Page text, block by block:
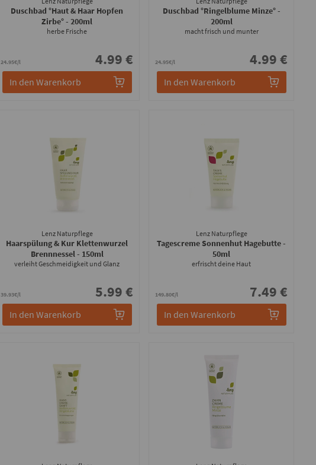
Duschbad °Haut & Haar Hopfen
Zirbe°- 200ml
herbe Frische
24.95€/l 4.99 €
In den Warenkorb
Duschbad °Ringelblume Minze°-
200ml
macht frisch und munter
24.95€/l 4.99 €
In den Warenkorb
Lenz Naturpflege
Haarspülung & Kur Klettenwurzel
Brennnessel- 150ml
verleiht Geschmeidigkeit und Glanz
39.93€/l 5.99 €
In den Warenkorb
Lenz Naturpflege
Tagescreme Sonnenhut Hagebutte-
50ml
erfrischt deine Haut
149.80€/l 7.49 €
In den Warenkorb